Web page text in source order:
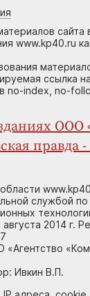
сайта
www.kp40.ru
ссылка
no-index, no-
ООО
правда -
службой по
2014 г.
Ивкин В.П.